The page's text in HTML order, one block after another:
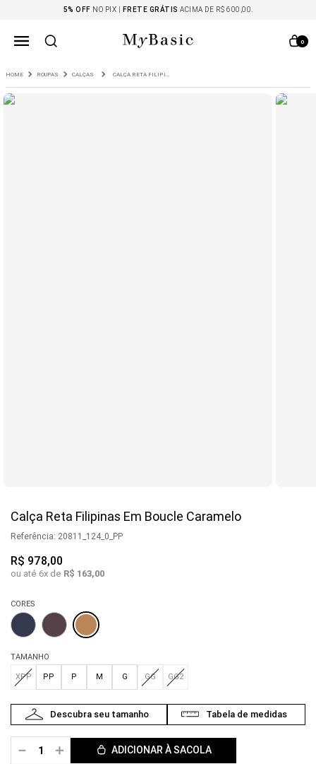
5% OFF NO PIX | FRETE GRÁTIS ACIMA DE R$ 600,00.
0
ROUPAS CALÇAS CALÇA RETA FILIPINAS EM BOUCLE CARAMELO
Calça Reta Filipinas Em Boucle Caramelo
Referência: 20811_124_0_PP
R$ 978,00
ou até 6x de R$ 163,00
CORES
TAMANHO
PP P M G GG GG2
XPP
＋
－ ADICIONAR À SACOLA